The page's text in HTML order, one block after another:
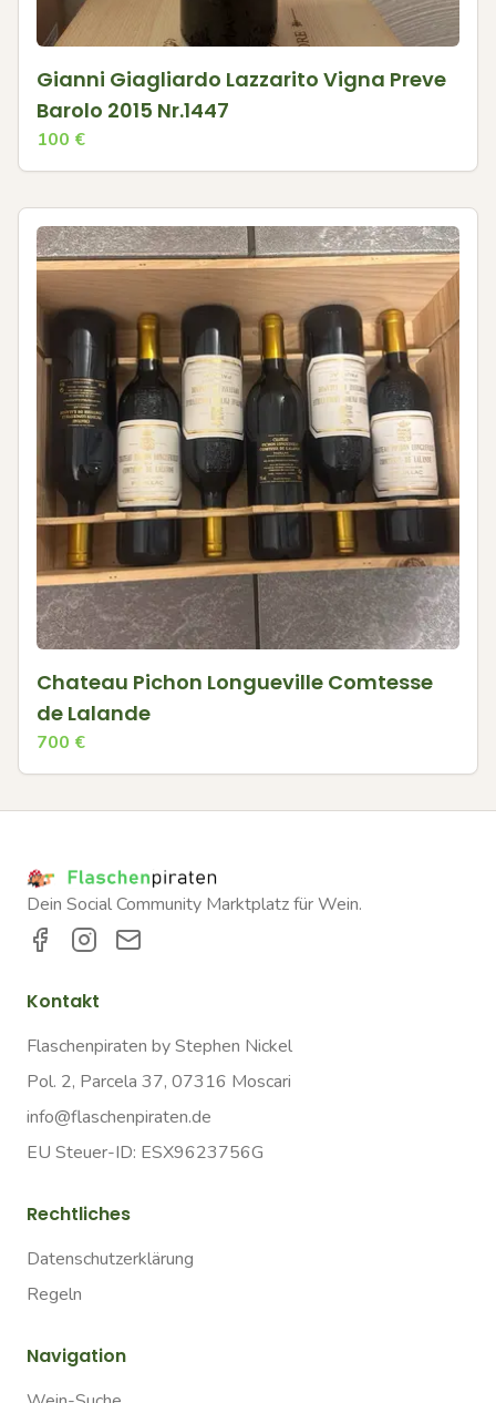
Gianni Giagliardo Lazzarito Vigna Preve
Barolo 2015 Nr.1447
100 €
Chateau Pichon Longueville Comtesse
de Lalande
700 €
Dein Social Community Marktplatz für Wein.
Kontakt
Flaschenpiraten by Stephen Nickel
Pol. 2, Parcela 37, 07316 Moscari
info@flaschenpiraten.de
EU Steuer-ID: ESX9623756G
Rechtliches
Datenschutzerklärung
Regeln
Navigation